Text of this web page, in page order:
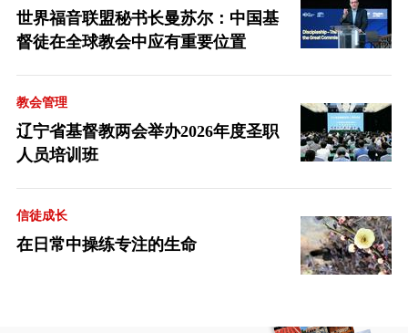
世界福音联盟秘书长曼苏尔：中国基
督徒在全球教会中应有重要位置
教会管理
辽宁省基督教两会举办2026年度圣职
人员培训班
信徒成长
在日常中操练专注的生命